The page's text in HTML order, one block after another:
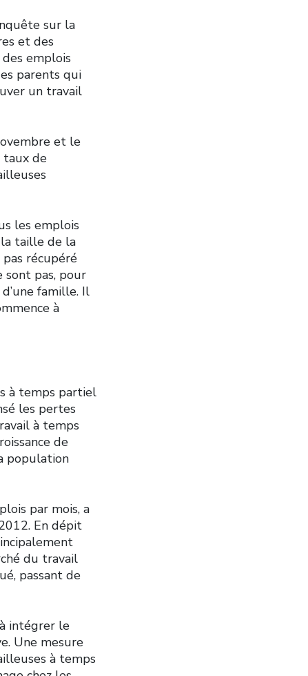
sur la
et des
emplois
parents qui
un travail
et le
taux de
les emplois
taille de la
récupéré
sont pas, pour
famille. Il
à
à temps partiel
les pertes
à temps
de
population
par mois, a
En dépit
du travail
passant de
intégrer le
Une mesure
à temps